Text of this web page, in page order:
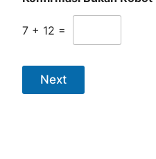
7 + 12 =
Next